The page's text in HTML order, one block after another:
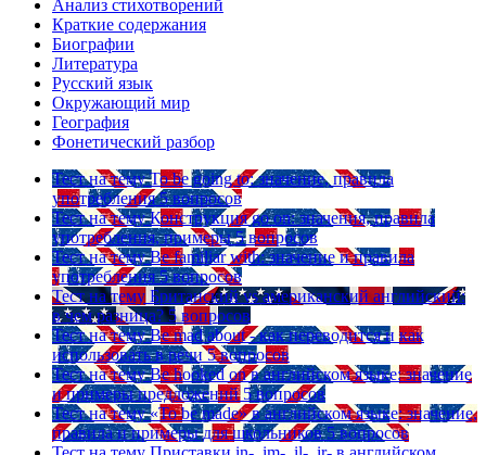
Анализ стихотворений
Краткие содержания
Биографии
Литература
Русский язык
Окружающий мир
География
Фонетический разбор
Тест на тему To be going to: значение, правила
употребления 5 вопросов
Тест на тему Конструкция go on: значения, правила
употребления, примеры 5 вопросов
Тест на тему Be familiar with: значение и правила
употребления 5 вопросов
Тест на тему Британский vs американский английский:
в чем разница? 5 вопросов
Тест на тему Be mad about - как переводится и как
использовать в речи 5 вопросов
Тест на тему Be hooked on в английском языке: значение
и примеры предложений 5 вопросов
Тест на тему «To be made» в английском языке: значение,
правила и примеры для школьников 5 вопросов